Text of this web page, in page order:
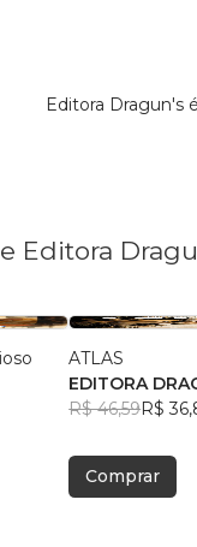
Editora Dragun's
Editora
ATLAS
EDITORA
R$ 46,59R$
Comprar